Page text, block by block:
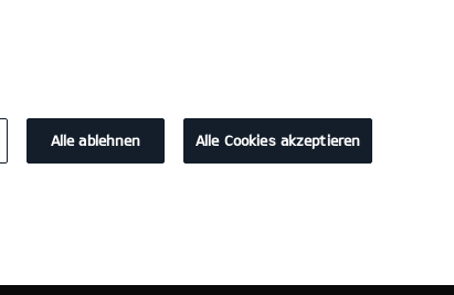
Probefahrt Konfigurator
Alle ablehnen Alle Cookies akzeptieren